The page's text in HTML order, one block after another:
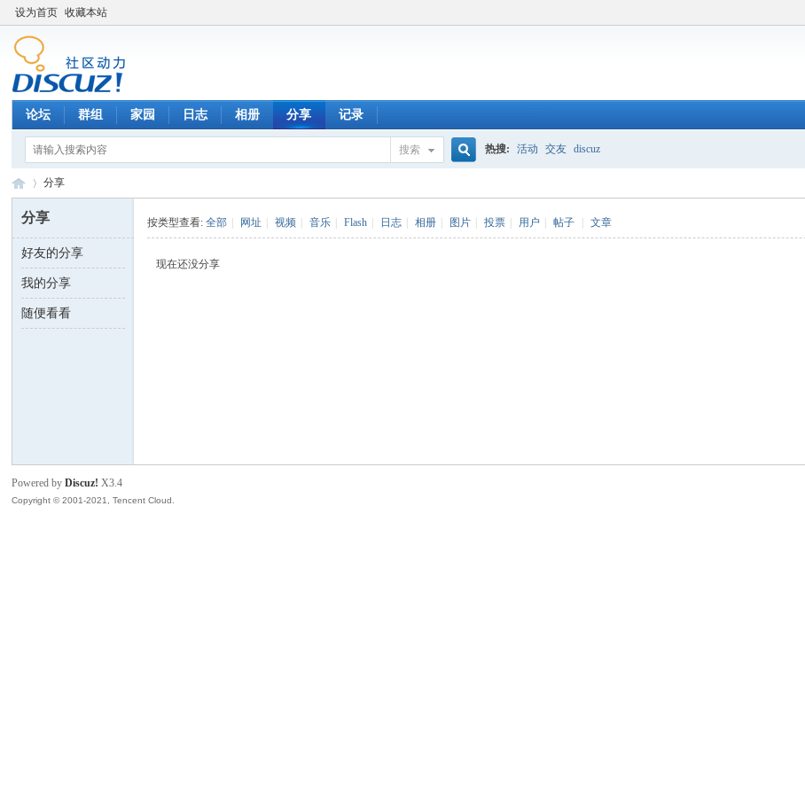
设为首页 收藏本站
论坛 群组 家园 日志 相册 分享 记录
搜索 热搜: 活动 交友 discuz
数 ›
分享
分享
好友的分享
我的分享
随便看看
按类型查看:全部 网址 视频 音乐 Flash 日志 相册 图片 投票 用户 帖子 文章
现在还没分享
Powered byDiscuz! X3.4
Copyright © 2001-2021, Tencent Cloud.